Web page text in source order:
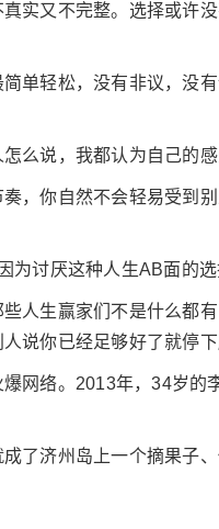
实又不完整。选择或许
单轻松，没有非议，没
么说，我都认为自己的
，你自然不会轻易受到别
讨厌这种人生AB面的
人生赢家们不是什么都
说你已经足够好了就停下
网络。2013年，34岁
了济州岛上一个摘果子